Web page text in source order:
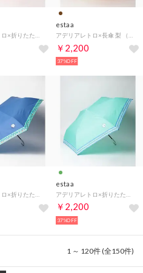
estaa
￥2,200
37%OFF
estaa
￥2,200
37%OFF
1 ～ 120件 (全150件)